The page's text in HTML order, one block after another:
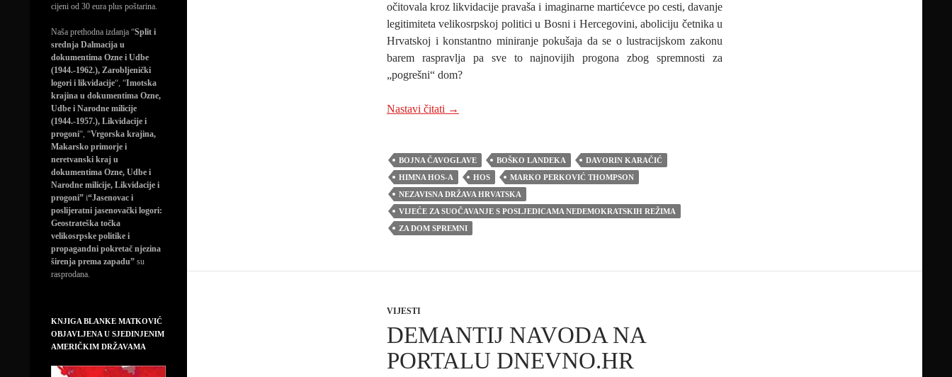
očitovala kroz likvidacije pravaša i imaginarne martićevce po cesti, davanje
legitimiteta velikosrpskoj politici u Bosni i Hercegovini, aboliciju četnika u
Hrvatskoj i konstantno miniranje pokušaja da se o lustracijskom zakonu
barem raspravlja pa sve to najnovijih progona zbog spremnosti za
„pogrešni“ dom?
Nastavi čitati NEDAVNU OSLOBAĐAJUĆU PRESUDU M.P.THOMPSONU HRVATI SU DOČEKALI KAO
→
BOJNA ČAVOGLAVE BOŠKO LANDEKA
DAVORIN KARAČIĆ
HIMNA HOS-A
HOS
MARKO PERKOVIĆ THOMPSON
NEZAVISNA DRŽAVA HRVATSKA
VIJEĆE ZA SUOČAVANJE S POSLJEDICAMA NEDEMOKRATSKIH REŽIMA
ZA DOM SPREMNI
VIJESTI
DEMANTIJ NAVODA NA
PORTALU DNEVNO.HR
cijeni od 30 eura plus poštarina.
Naša prethodna izdanja “Split i
srednja Dalmacija u
dokumentima Ozne i Udbe
(1944.-1962.), Zarobljenički
logori i likvidacije“, “Imotska
krajina u dokumentima Ozne,
Udbe i Narodne milicije
(1944.-1957.), Likvidacije i
progoni“, “Vrgorska krajina,
Makarsko primorje i
neretvanski kraj u
dokumentima Ozne, Udbe i
Narodne milicije, Likvidacije i
progoni” i“Jasenovac i
poslijeratni jasenovački logori:
Geostrateška točka
velikosrpske politike i
propagandni pokretač njezina
širenja prema zapadu” su
rasprodana.
KNJIGA BLANKE MATKOVIĆ
OBJAVLJENA U SJEDINJENIM
AMERIČKIM DRŽAVAMA